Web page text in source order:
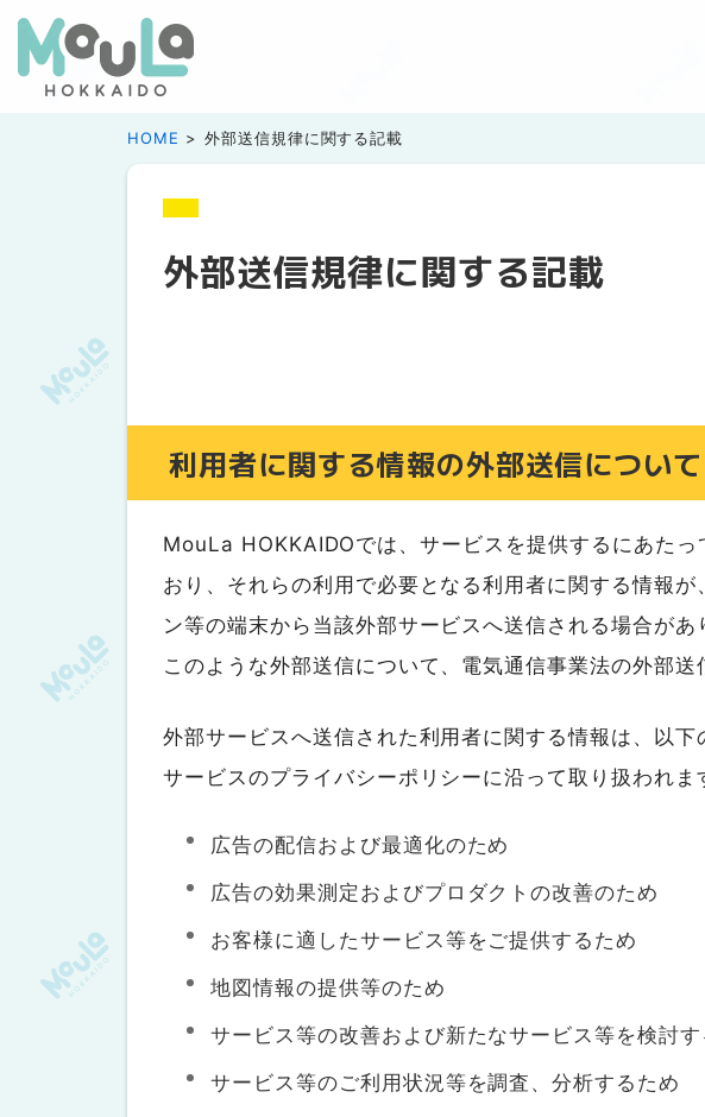
HOME 外部送信規律に関する記載
外部送信規律に関する記載
利用者に関する情報の外部送信について
MouLa HOKKAIDOでは、サービスを提供するにあたっ
おり、それらの利用で必要となる利用者に関する情報
ン等の端末から当該外部サービスへ送信される場合があ
このような外部送信について、電気通信事業法の外部送
外部サービスへ送信された利用者に関する情報は、以
サービスのプライバシーポリシーに沿って取り扱われま
広告の配信および最適化のため
広告の効果測定およびプロダクトの改善のため
お客様に適したサービス等をご提供するため
地図情報の提供等のため
サービス等の改善および新たなサービス等を検討す
サービス等のご利用状況等を調査、分析するため